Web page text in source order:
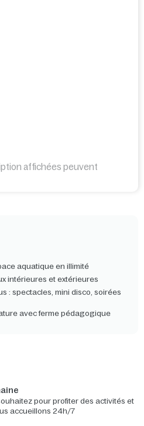
affichées peuvent
aquatique en illimité
intérieures et extérieures
: spectacles, mini disco, soirées
avec ferme pédagogique
pour profiter des activités et
accueillons 24h/7​